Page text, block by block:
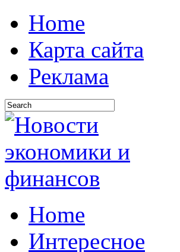
Home
Карта сайта
Реклама
Home
Интересное